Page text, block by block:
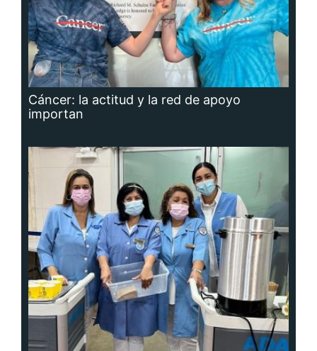
Cáncer: la actitud y la red de apoyo
importan